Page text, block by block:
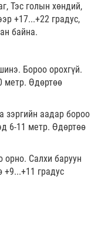
Тэс голын хөндий,
+17...+22 градус,
байна.
Бороо орохгүй.
метр. Өдөртөө
зэргийн аадар бороо
6-11 метр. Өдөртөө
орно. Салхи баруун
+9...+11 градус